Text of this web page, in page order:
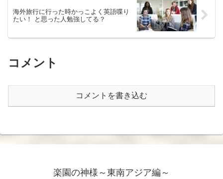
海外旅行に行った時かっこよく英語喋り
たい！ と思った人勉強してる？
コメント
コメントを書き込む
楽園の神様～東南アジア編～